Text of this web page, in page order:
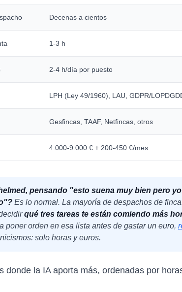
Decenas a cientos
1-3 h
2-4 h/día por puesto
LPH (Ley 49/1960), LAU, GDPR/
Gesfincas, TAAF, Netfincas, otros
4.000-9.000 € + 200-450 €/mes
pensando "esto suena muy bien pero
Es lo normal. La mayoría de despachos de
qué tres tareas te están comiendo más
poner orden en esa lista antes de gastar un euro,
solo horas y euros.
donde la IA aporta más, ordenadas por